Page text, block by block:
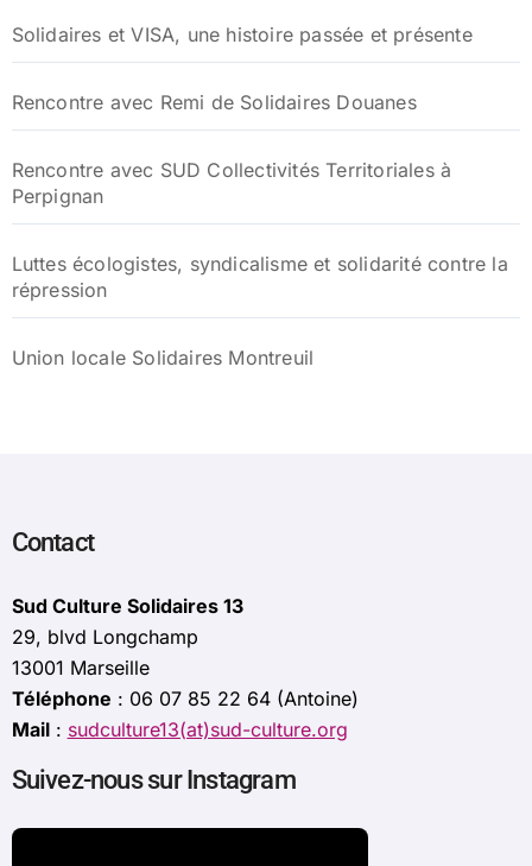
Solidaires et VISA, une histoire passée et présente
Rencontre avec Remi de Solidaires Douanes
Rencontre avec SUD Collectivités Territoriales à
Perpignan
Luttes écologistes, syndicalisme et solidarité contre la
répression
Union locale Solidaires Montreuil
Contact
Sud Culture Solidaires 13
29, blvd Longchamp
13001 Marseille
Téléphone : 06 07 85 22 64 (Antoine)
Mail: sudculture13(at)sud-culture.org
Suivez-nous sur Instagram